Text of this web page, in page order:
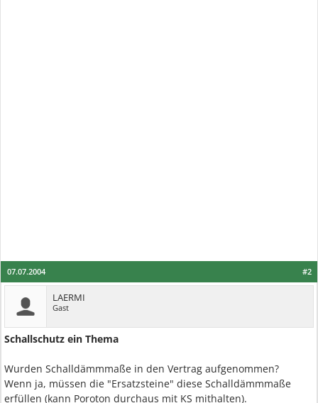
#2
07.07.2004
LAERMI
Gast
Schallschutz ein Thema
Wurden Schalldämmmaße in den Vertrag aufgenommen?
Wenn ja, müssen die "Ersatzsteine" diese Schalldämmmaße
erfüllen (kann Poroton durchaus mit KS mithalten).